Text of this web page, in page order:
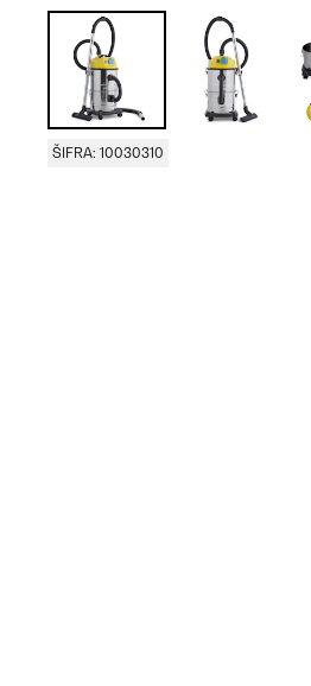
ŠIFRA: 10030310